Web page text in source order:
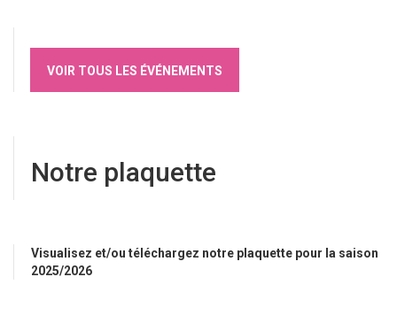
VOIR TOUS LES ÉVÉNEMENTS
Notre plaquette
Visualisez et/ou téléchargez notre plaquette pour la saison
2025/2026